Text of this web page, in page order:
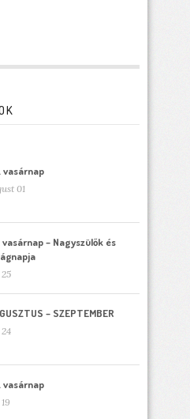
vasárnap
01
vasárnap – Nagyszülők és
– SZEPTEMBER
vasárnap